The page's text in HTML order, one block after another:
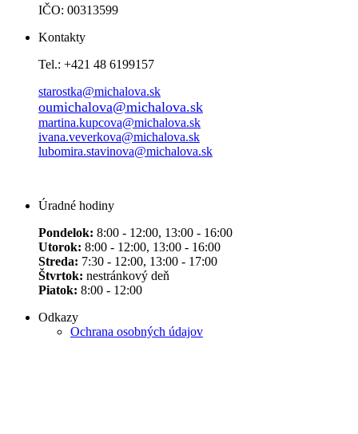
IČO: 00313599
Kontakty
Tel.: +421 48 6199157
starostka@michalova.sk
oumichalova@michalova.sk
martina.kupcova@michalova.sk
ivana.veverkova@michalova.sk
lubomira.stavinova@michalova.sk
Úradné hodiny
Pondelok: 8:00 - 12:00, 13:00 - 16:00
Utorok: 8:00 - 12:00, 13:00 - 16:00
Streda: 7:30 - 12:00, 13:00 - 17:00
Štvrtok: nestránkový deň
Piatok: 8:00 - 12:00
Odkazy
Ochrana osobných údajov